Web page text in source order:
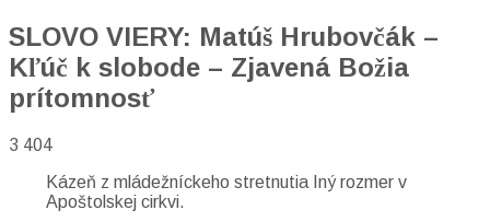
SLOVO VIERY: Matúš Hrubovčák –
Kľúč k slobode – Zjavená Božia
prítomnosť
3 404
Kázeň z mládežníckeho stretnutia Iný rozmer v
Apoštolskej cirkvi.